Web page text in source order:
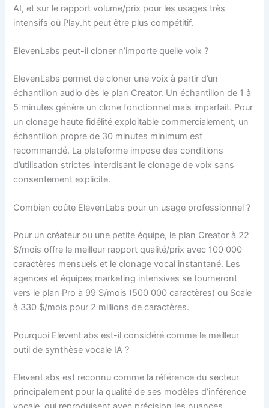
AI, et sur le rapport volume/prix pour les usages très
intensifs où Play.ht peut être plus compétitif.
ElevenLabs peut-il cloner n’importe quelle voix ?
ElevenLabs permet de cloner une voix à partir d’un
échantillon audio dès le plan Creator. Un échantillon de 1 à
5 minutes génère un clone fonctionnel mais imparfait. Pour
un clonage haute fidélité exploitable commercialement, un
échantillon propre de 30 minutes minimum est
recommandé. La plateforme impose des conditions
d’utilisation strictes interdisant le clonage de voix sans
consentement explicite.
Combien coûte ElevenLabs pour un usage professionnel ?
Pour un créateur ou une petite équipe, le plan Creator à 22
$/mois offre le meilleur rapport qualité/prix avec 100 000
caractères mensuels et le clonage vocal instantané. Les
agences et équipes marketing intensives se tourneront
vers le plan Pro à 99 $/mois (500 000 caractères) ou Scale
à 330 $/mois pour 2 millions de caractères.
Pourquoi ElevenLabs est-il considéré comme le meilleur
outil de synthèse vocale IA ?
ElevenLabs est reconnu comme la référence du secteur
principalement pour la qualité de ses modèles d’inférence